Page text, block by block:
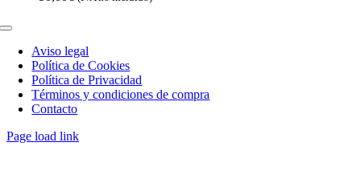
Toggle
NavigationAviso legal
Política de Cookies
Política de Privacidad
Términos y condiciones de compra
Contacto
Page load link